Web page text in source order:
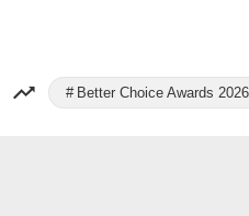
Better Choice Awards 2026